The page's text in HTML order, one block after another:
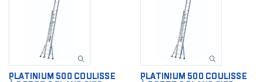
PLATINIUM 500 COULISSE PLATINIUM 500 COULISSE